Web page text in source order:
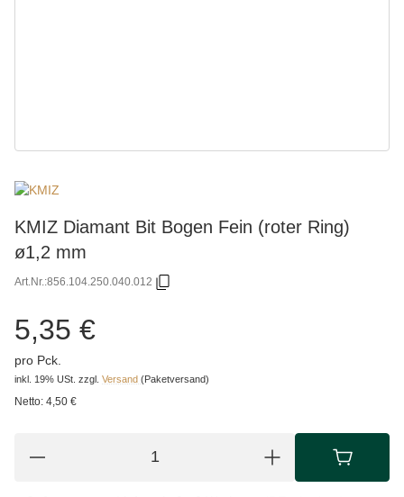
KMIZ Diamant Bit Bogen Fein (roter Ring)
ø1,2 mm
Art.Nr.:856.104.250.040.012
5,35 €
pro Pck.
inkl. 19% USt. zzgl. Versand (Paketversand)
Netto: 4,50 €